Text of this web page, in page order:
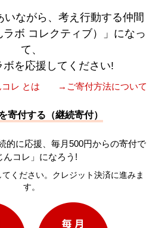
いながら、考え行動する仲間
ラボ コレクティブ）」になっ
て、
ボを応援してください!
レ とは →ご寄付方法について
寄付する（継続寄付）
的に応援、毎月500円からの寄付で
んコレ」になろう!
ください。クレジット決済に進みま
す。